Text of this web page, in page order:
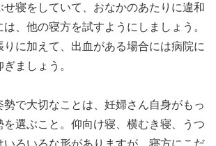
せ寝をしていて、おなかのあたりに違和
、他の寝方を試すようにしましょう。
りに加えて、出血がある場合には病院に
ましょう。
で大切なことは、妊婦さん自身がもっ
を選ぶこと。仰向け寝、横むき寝、うつ